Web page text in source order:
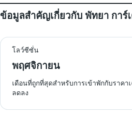
ข้อมูลสำคัญเกี่ยวกับ พัทยา การ์
โลว์ซีซั่น
พฤศจิกายน
เดือนที่ถูกที่สุดสำหรับการเข้าพักกับราคา
ลดลง